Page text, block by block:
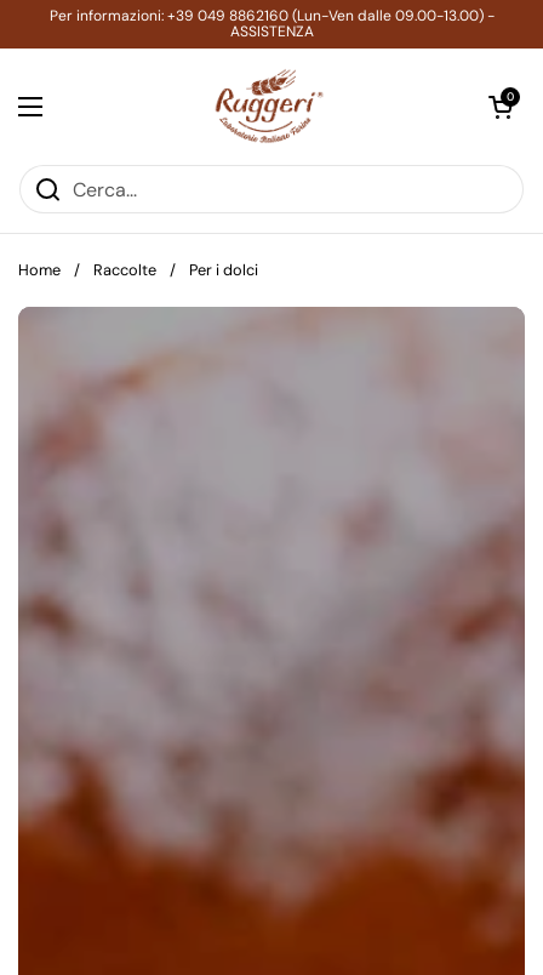
Passa ai contenuti
Per informazioni: +39 049 8862160 (Lun-Ven dalle 09.00-13.00) -
ASSISTENZA
Apri menu
Apri carrello
0
Home / Raccolte / Per i dolci